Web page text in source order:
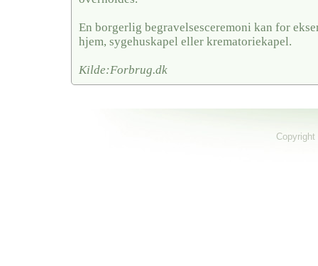
En borgerlig begravelsesceremoni kan for
hjem, sygehuskapel eller krematoriekapel.
Kilde:Forbrug.dk